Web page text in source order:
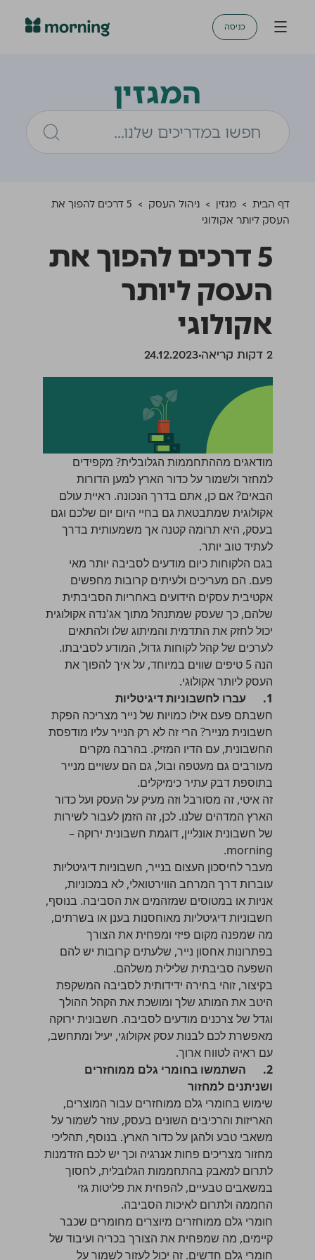
כניסה
המגזין
דף הבית > מגזין > ניהול העסק >
5 דרכים להפוך את
העסק ליותר אקולוגי
5 דרכים להפוך את
העסק ליותר
אקולוגי
‫2 דקות קריאה 24.12.2023
מודאגים מההתחממות הגלובלית? מקפידים
למחזר ולשמור על כדור הארץ למען הדורות
הבאים? אם כן, אתם בדרך הנכונה. ראיית עולם
אקולוגית שמתבטאת גם בחיי היום יום שלכם וגם
בעסק, היא תרומה קטנה אך משמעותית בדרך
לעתיד טוב יותר.
בגם הלקוחות כיום מודעים לסביבה יותר מאי
פעם. הם מעריכים ולעיתים קרובות מחפשים
אקטיבית עסקים הידועים באחריות הסביבתית
שלהם, כך שעסק שמתנהל מתוך אג'נדה אקולוגית
יכול לחזק את התדמית והמיתוג שלו ולהתאים
לערכים של קהל לקוחות גדול, המודע לסביבתו.
הנה 5 טיפים שווים במיוחד, על איך להפוך את
העסק ליותר אקולוגי.
1.
עברו לחשבוניות דיגיטליות
חשבתם פעם אילו כמויות של נייר מצריכה הפקת
חשבונית מנייר? הרי זה לא רק הנייר עליו מודפסת
החשבונית, עם הדיו המזיק. בהרבה מקרים
מעורבים גם מעטפה ובול, גם הם עשויים מנייר
בתוספת דבק עתיר כימיקלים.
זה איטי, זה מסורבל וזה מעיק על העסק ועל כדור
הארץ המדהים שלנו. לכן, זה הזמן לעבור לשירות
של חשבונית אונליין, דוגמת חשבונית ירוקה –
morning.
מעבר לחיסכון העצום בנייר, חשבוניות דיגיטליות
עוברות דרך המרחב הווירטואלי, לא במכוניות,
אניות או במטוסים שמזהמים את הסביבה. בנוסף,
חשבוניות דיגיטליות מאוחסנות בענן או בשרתים,
מה שמפנה מקום פיזי ומפחית את הצורך
בפתרונות אחסון נייר, שלעתים קרובות יש להם
השפעה סביבתית שלילית משלהם.
בקיצור, זוהי בחירה ידידותית לסביבה המשקפת
היטב את המותג שלך ומושכת את הקהל ההולך
וגדל של צרכנים מודעים לסביבה. חשבונית ירוקה
מאפשרת לכם לבנות עסק אקולוגי, יעיל ומתחשב,
עם ראיה לטווח ארוך.
2.
השתמשו בחומרי גלם ממוחזרים
ושניתנים למחזור
שימוש בחומרי גלם ממוחזרים עבור המוצרים,
האריזות והרכיבים השונים בעסק, עוזר לשמור על
משאבי טבע ולהגן על כדור הארץ. בנוסף, תהליכי
מחזור מצריכים פחות אנרגיה וכך יש לכם הזדמנות
לתרום למאבק בהתחממות הגלובלית, לחסוך
במשאבים טבעיים, להפחית את פליטות גזי
החממה ולתרום לאיכות הסביבה.
חומרי גלם ממוחזרים מיוצרים מחומרים שכבר
קיימים, מה שמפחית את הצורך בכריה ועיבוד של
חומרי גלם חדשים. זה יכול לעזור לשמור על